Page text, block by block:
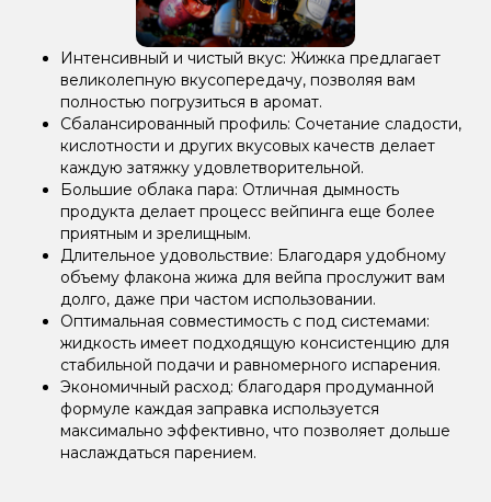
Интенсивный и чистый вкус: Жижка предлагает
великолепную вкусопередачу, позволяя вам
полностью погрузиться в аромат.
Сбалансированный профиль: Сочетание сладости,
кислотности и других вкусовых качеств делает
каждую затяжку удовлетворительной.
Большие облака пара: Отличная дымность
продукта делает процесс вейпинга еще более
приятным и зрелищным.
Длительное удовольствие: Благодаря удобному
объему флакона жижа для вейпа прослужит вам
долго, даже при частом использовании.
Оптимальная совместимость с под системами:
жидкость имеет подходящую консистенцию для
стабильной подачи и равномерного испарения.
Экономичный расход: благодаря продуманной
формуле каждая заправка используется
максимально эффективно, что позволяет дольше
наслаждаться парением.